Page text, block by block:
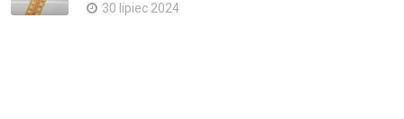
30 lipiec 2024